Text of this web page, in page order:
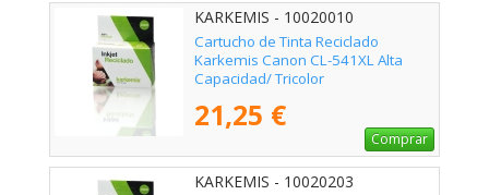
KARKEMIS - 10020010
Cartucho de Tinta Reciclado
Karkemis Canon CL-541XL Alta
Capacidad/ Tricolor
21,25 €
Comprar
KARKEMIS - 10020203